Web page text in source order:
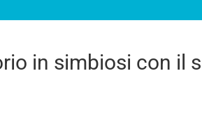
in simbiosi con il